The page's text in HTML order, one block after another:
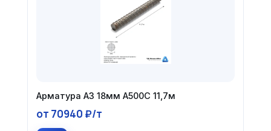
Арматура А3 18мм А500С 11,7м
от 70940 ₽/т